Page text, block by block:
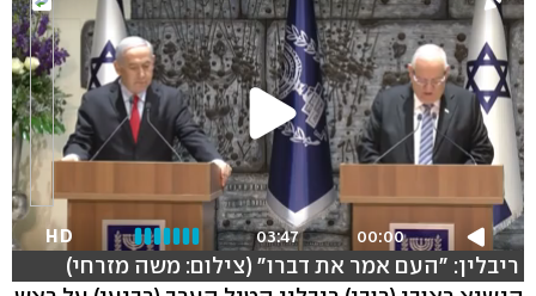
00:00
03:47
HD
ריבלין: "העם אמר את דברו" (צילום: משה מזרחי)